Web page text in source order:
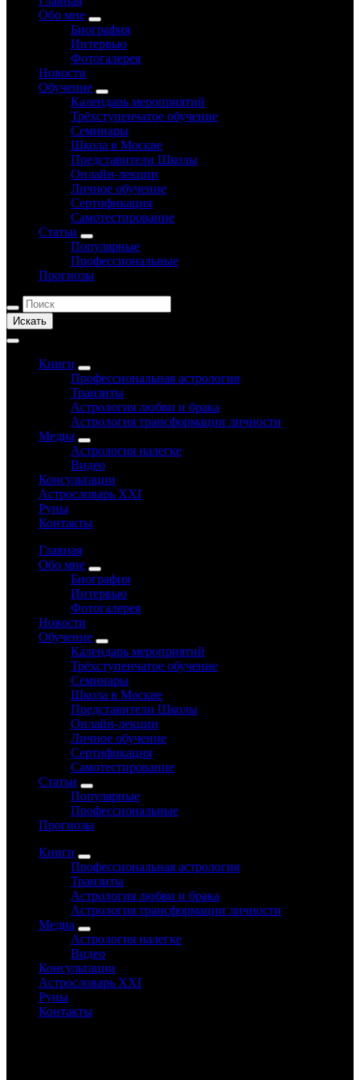
Обо мне
Биография
Интервью
Фотогалерея
Новости
Обучение
Календарь мероприятий
Трёхступенчатое обучение
Семинары
Школа в Москве
Представители Школы
Онлайн-лекции
Личное обучение
Сертификация
Самотестирование
Статьи
Популярные
Профессиональные
Прогнозы
Искать
Книги
Профессиональная астрология
Транзиты
Астрология любви и брака
Астрология трансформации личности
Медиа
Астрология налегке
Видео
Консультации
Астрословарь XXI
Руны
Контакты
Главная
Обо мне
Биография
Интервью
Фотогалерея
Новости
Обучение
Календарь мероприятий
Трёхступенчатое обучение
Семинары
Школа в Москве
Представители Школы
Онлайн-лекции
Личное обучение
Сертификация
Самотестирование
Статьи
Популярные
Профессиональные
Прогнозы
Книги
Профессиональная астрология
Транзиты
Астрология любви и брака
Астрология трансформации личности
Медиа
Астрология налегке
Видео
Консультации
Астрословарь XXI
Руны
Контакты